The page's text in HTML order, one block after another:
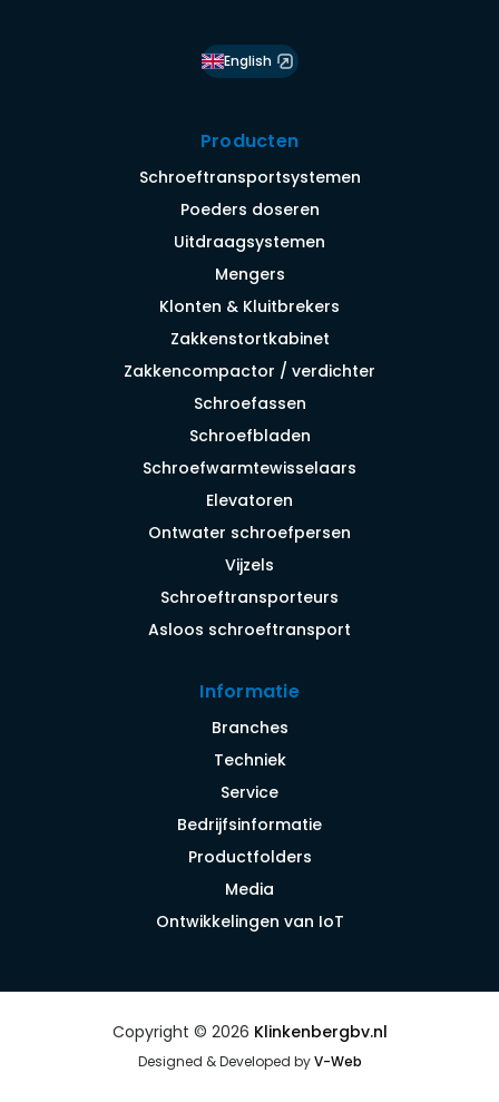
English
Producten
Schroeftransportsystemen
Poeders doseren
Uitdraagsystemen
Mengers
Klonten & Kluitbrekers
Zakkenstortkabinet
Zakkencompactor / verdichter
Schroefassen
Schroefbladen
Schroefwarmtewisselaars
Elevatoren
Ontwater schroefpersen
Vijzels
Schroeftransporteurs
Asloos schroeftransport
Informatie
Branches
Techniek
Service
Bedrijfsinformatie
Productfolders
Media
Ontwikkelingen van IoT
Copyright © 2026 Klinkenbergbv.nl
Designed & Developed byV-Web